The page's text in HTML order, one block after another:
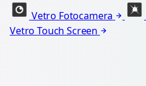
Vetro Fotocamera
Vetro Touch Screen